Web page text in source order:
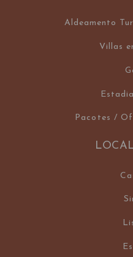
Aldeamento
Villas
Pacotes /